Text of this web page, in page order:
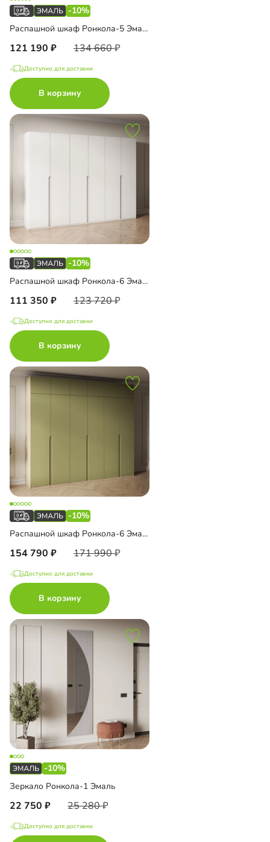
-10%
Распашной шкаф Ронкола-5 Эмаль с антресолью
121 190 134 660
Доступно для доставки
В корзину
-10%
Распашной шкаф Ронкола-6 Эмаль
111 350 123 720
Доступно для доставки
В корзину
-10%
Распашной шкаф Ронкола-6 Эмаль с антресолью
154 790 171 990
Доступно для доставки
В корзину
-10%
Зеркало Ронкола-1 Эмаль
22 750 25 280
Доступно для доставки